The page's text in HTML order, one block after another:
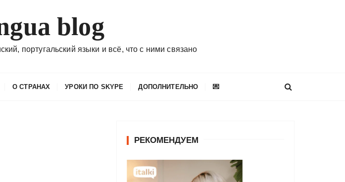
blog
португальский языки и всё, что с ними связано
О СТРАНАХ УРОКИ ПО SKYPE ДОПОЛНИТЕЛЬНО 💌
РЕКОМЕНДУЕМ